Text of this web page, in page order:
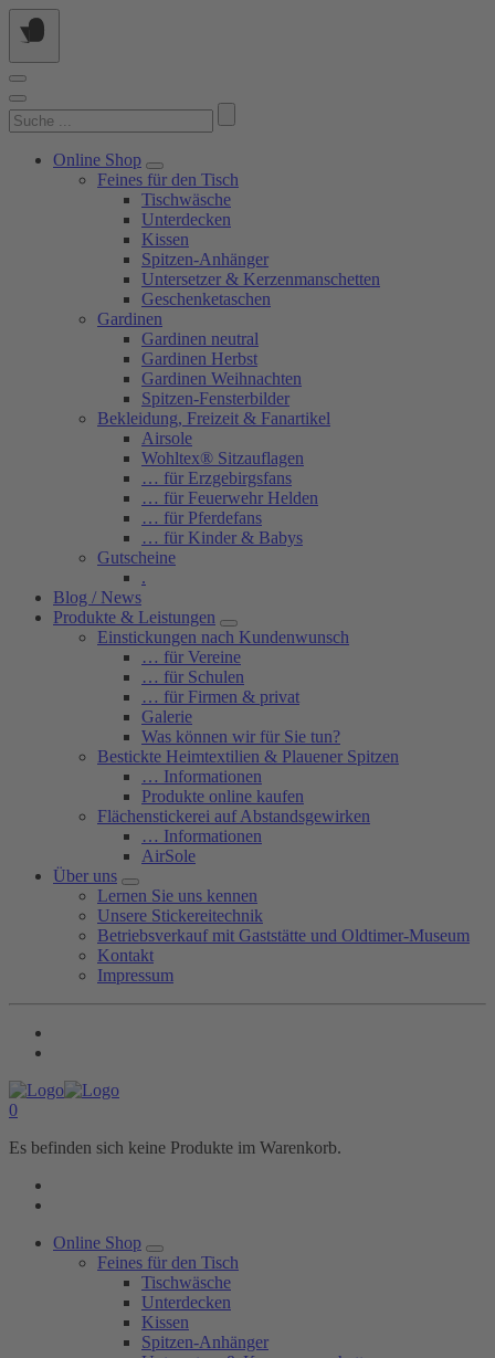
Springe
zum
Suchen
nach:
Online Shop
Feines für den Tisch
Tischwäsche
Unterdecken
Kissen
Spitzen-Anhänger
Untersetzer & Kerzenmanschetten
Geschenketaschen
Gardinen
Gardinen neutral
Gardinen Herbst
Gardinen Weihnachten
Spitzen-Fensterbilder
Bekleidung, Freizeit & Fanartikel
Airsole
Wohltex® Sitzauflagen
… für Erzgebirgsfans
… für Feuerwehr Helden
… für Pferdefans
… für Kinder & Babys
Gutscheine
.
Blog / News
Produkte & Leistungen
Einstickungen nach Kundenwunsch
… für Vereine
… für Schulen
… für Firmen & privat
Galerie
Was können wir für Sie tun?
Bestickte Heimtextilien & Plauener Spitzen
… Informationen
Produkte online kaufen
Flächenstickerei auf Abstandsgewirken
… Informationen
AirSole
Über uns
Lernen Sie uns kennen
Unsere Stickereitechnik
Betriebsverkauf mit Gaststätte und Oldtimer-Museum
Kontakt
Impressum
0
Es befinden sich keine Produkte im Warenkorb.
Online Shop
Feines für den Tisch
Tischwäsche
Unterdecken
Kissen
Spitzen-Anhänger